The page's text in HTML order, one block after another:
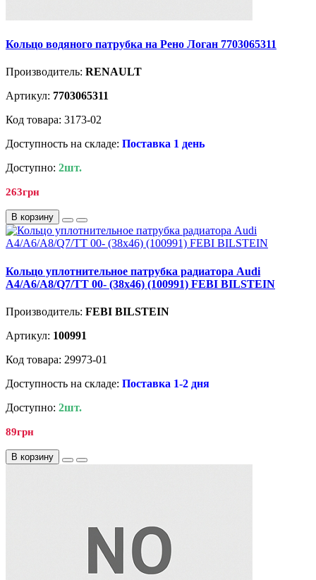
Кольцо водяного патрубка на Рено Логан 7703065311
Производитель: RENAULT
Артикул: 7703065311
Код товара: 3173-02
Доступность на складе: Поставка 1 день
Доступно: 2шт.
263грн
В корзину
Кольцо уплотнительное патрубка радиатора Audi
A4/A6/A8/Q7/TT 00- (38x46) (100991) FEBI BILSTEIN
Производитель: FEBI BILSTEIN
Артикул: 100991
Код товара: 29973-01
Доступность на складе: Поставка 1-2 дня
Доступно: 2шт.
89грн
В корзину